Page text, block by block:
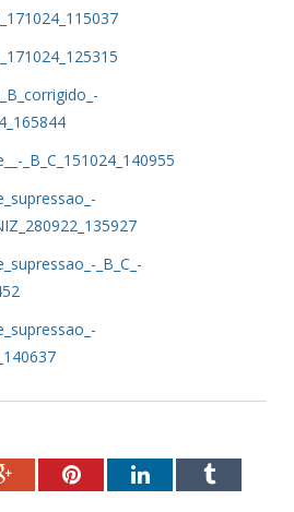
_B_C_151024_140955
_B_C_-
Google+PinterestLinkedInTumblr